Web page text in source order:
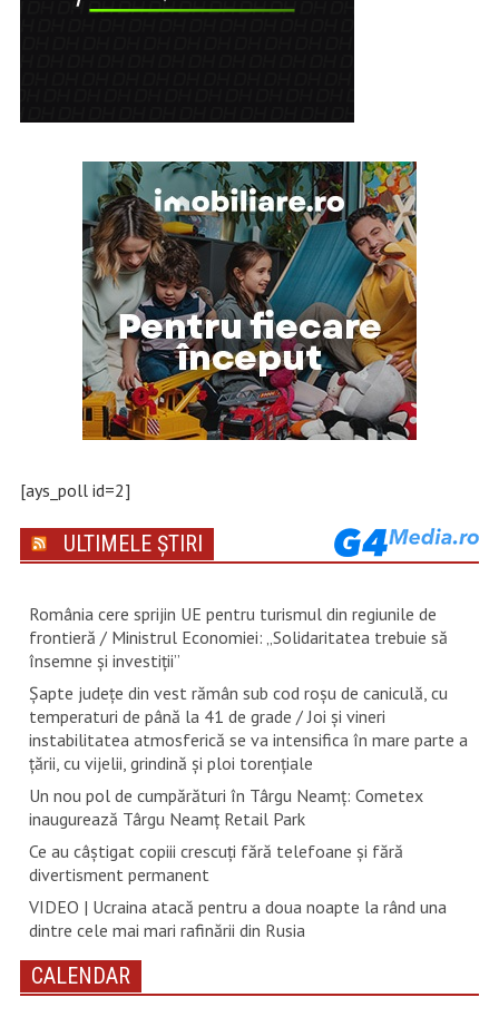
[ays_poll id=2]
ULTIMELE ȘTIRI
România cere sprijin UE pentru turismul din regiunile de
frontieră / Ministrul Economiei: „Solidaritatea trebuie să
însemne și investiții”
Șapte județe din vest rămân sub cod roșu de caniculă, cu
temperaturi de până la 41 de grade / Joi și vineri
instabilitatea atmosferică se va intensifica în mare parte a
țării, cu vijelii, grindină și ploi torențiale
Un nou pol de cumpărături în Târgu Neamț: Cometex
inaugurează Târgu Neamț Retail Park
Ce au câștigat copiii crescuți fără telefoane și fără
divertisment permanent
VIDEO | Ucraina atacă pentru a doua noapte la rând una
dintre cele mai mari rafinării din Rusia
CALENDAR